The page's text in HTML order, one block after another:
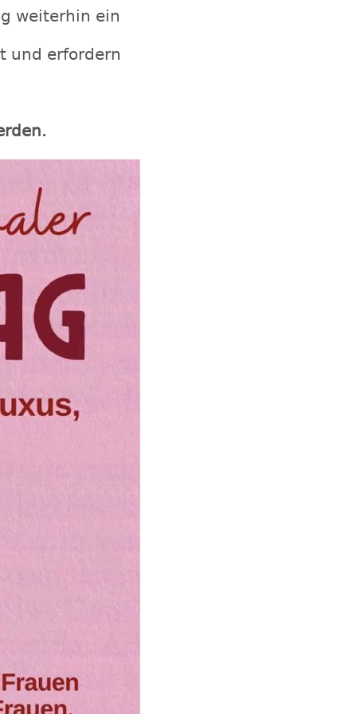
weiterhin ein
und erfordern